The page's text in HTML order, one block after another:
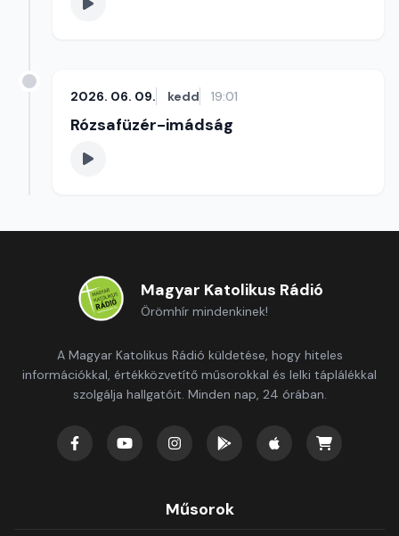
2026. 06. 09. kedd 19:01
Rózsafüzér-imádság
Magyar Katolikus Rádió
Örömhír mindenkinek!
A Magyar Katolikus Rádió küldetése, hogy hiteles
információkkal, értékközvetítő műsorokkal és lelki táplálékkal
szolgálja hallgatóit. Minden nap, 24 órában.
Műsorok